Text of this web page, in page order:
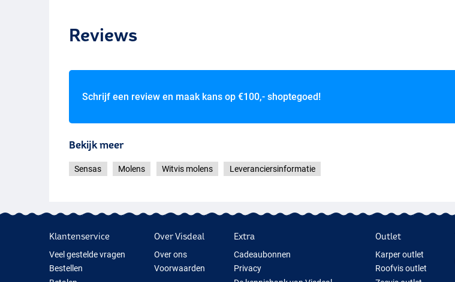
Reviews
Schrijf een review en maak kans op €100,- shoptegoed!
Bekijk meer
Sensas Molens Witvis molens Leveranciersinformatie
Klantenservice
Veel gestelde vragen
Bestellen
Over Visdeal
Over ons
Voorwaarden
Extra
Cadeaubonnen
Privacy
Outlet
Karper outlet
Roofvis outlet